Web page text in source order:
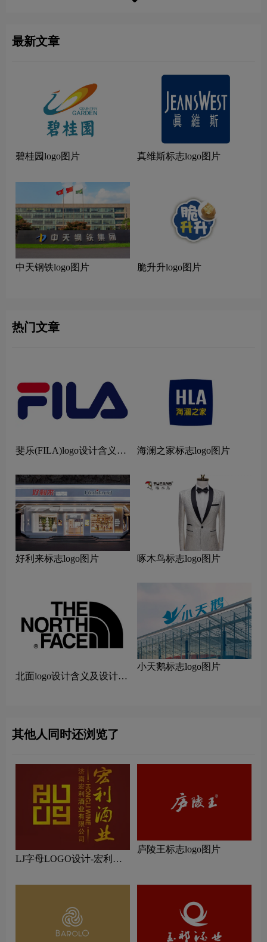
最新文章
碧桂园logo图片 真维斯标志logo图片
中天钢铁logo图片 脆升升logo图片
热门文章
斐乐(FILA)logo设计含义及
海澜之家标志logo图片
好利来标志logo图片 啄木鸟标志logo图片
北面logo设计含义及设计理
小天鹅标志logo图片
其他人同时还浏览了
LJ字母LOGO设计-宏利酒
庐陵王标志logo图片